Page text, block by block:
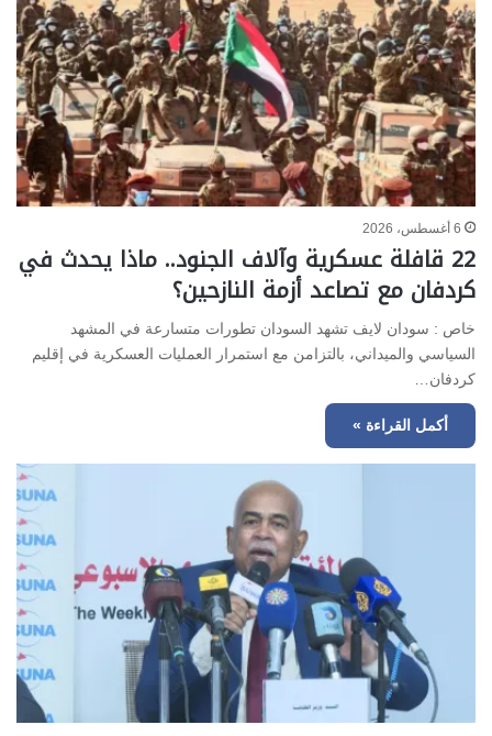
6 أغسطس، 2026
22 قافلة عسكرية وآلاف الجنود.. ماذا يحدث في
كردفان مع تصاعد أزمة النازحين؟
خاص : سودان لايف تشهد السودان تطورات متسارعة في المشهد
السياسي والميداني، بالتزامن مع استمرار العمليات العسكرية في إقليم
كردفان…
أكمل القراءة »